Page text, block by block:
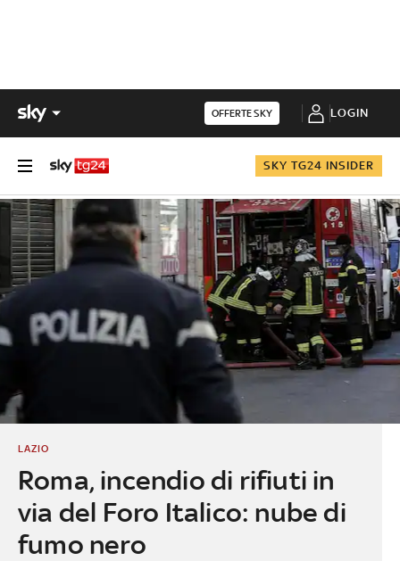
OFFERTE SKY LOGIN
SKY TG24 INSIDER
Roma, incendio di rifiuti in
via del Foro Italico: nube di
fumo nero
LAZIO